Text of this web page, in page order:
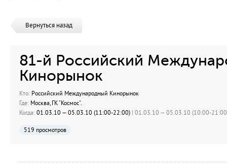
Вернуться назад
81-й Российский
Кинорынок
Кто: Российский Международный Кинорынок
Где: Москва, ГК "Космос".
Когда: 01.03.10 — 05.03.10 (11:00-22:00) | 01.03.10 — 05.03.10 (10:00-
519 просмотров